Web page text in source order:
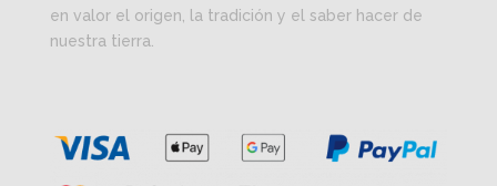
en valor el origen, la tradición y el saber hacer de
nuestra tierra.